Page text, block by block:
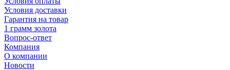
Условия доставки
Гарантия на товар
1 грамм золота
Вопрос-ответ
Компания
О компании
Новости